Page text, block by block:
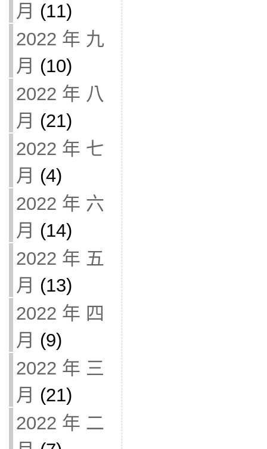
月 (11)
2022 年 九
月 (10)
2022 年 八
月 (21)
2022 年 七
月 (4)
2022 年 六
月 (14)
2022 年 五
月 (13)
2022 年 四
月 (9)
2022 年 三
月 (21)
2022 年 二